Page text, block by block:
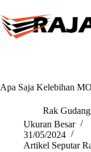
to
content
Apa Saja Kelebihan
Rak
Ukuran Besar
31/05/2024
Artikel Seputar